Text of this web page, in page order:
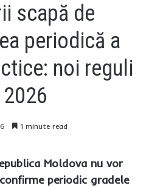
scapă de
periodică a
noi reguli
1 minute read
Moldova nu vor
periodic gradele